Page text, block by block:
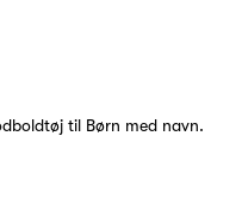
til Børn med navn.